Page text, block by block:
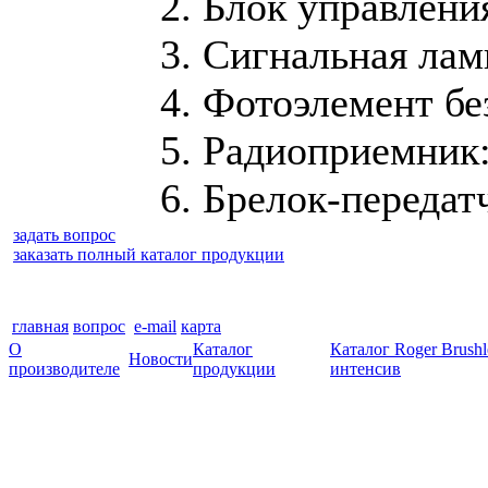
3. Сигнальная
4. Фотоэлемент
5.
6. Брелок-
задать вопрос
заказать полный каталог продукции
главная вопрос e-mail карта
О
производителе
Новости
Каталог
продукции
Каталог Roger
интенсив